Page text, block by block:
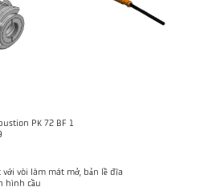
PK 72 BF 1
với vòi làm mát mở, bản lề đĩa
hình cầu